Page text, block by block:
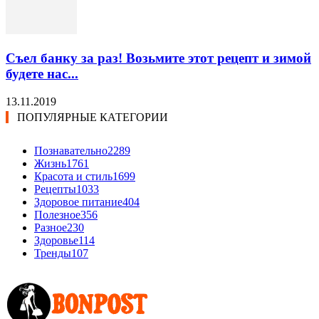
Съел банку за раз! Возьмите этот рецепт и зимой
будете нас...
13.11.2019
ПОПУЛЯРНЫЕ КАТЕГОРИИ
Познавательно2289
Жизнь1761
Красота и стиль1699
Рецепты1033
Здоровое питание404
Полезное356
Разное230
Здоровье114
Тренды107